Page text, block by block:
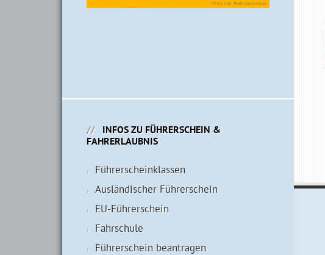
INFOS ZU FÜHRERSCHEIN &
FAHRERLAUBNIS
Führerschein­klassen
Ausländischer Führerschein
EU-Führerschein
Fahrschule
Führerschein beantragen